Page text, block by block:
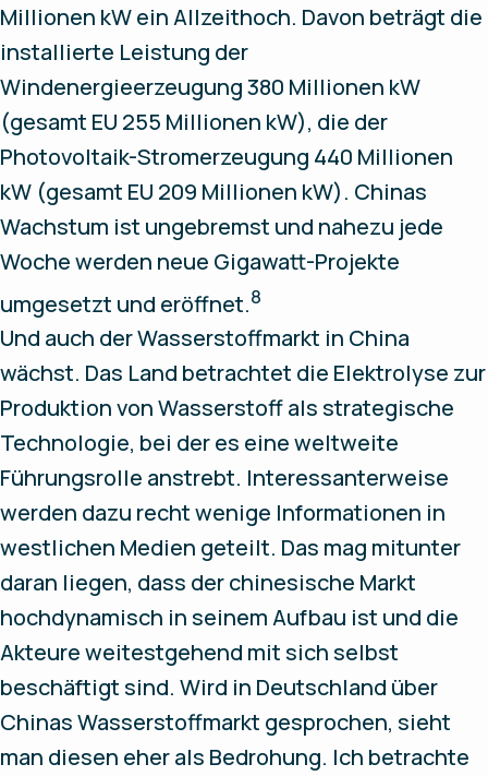
Millionen kW ein Allzeithoch. Davon beträgt die
installierte Leistung der
Windenergieerzeugung 380 Millionen kW
(gesamt EU 255 Millionen kW), die der
Photovoltaik-Stromerzeugung 440 Millionen
kW (gesamt EU 209 Millionen kW). Chinas
Wachstum ist ungebremst und nahezu jede
Woche werden neue Gigawatt-Projekte
umgesetzt und eröffnet.8
Und auch der Wasserstoffmarkt in China
wächst. Das Land betrachtet die Elektrolyse zur
Produktion von Wasserstoff als strategische
Technologie, bei der es eine weltweite
Führungsrolle anstrebt. Interessanterweise
werden dazu recht wenige Informationen in
westlichen Medien geteilt. Das mag mitunter
daran liegen, dass der chinesische Markt
hochdynamisch in seinem Aufbau ist und die
Akteure weitestgehend mit sich selbst
beschäftigt sind. Wird in Deutschland über
Chinas Wasserstoffmarkt gesprochen, sieht
man diesen eher als Bedrohung. Ich betrachte